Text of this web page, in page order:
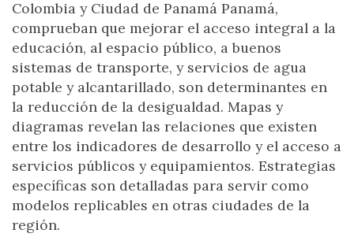
Colombia y Ciudad de Panamá Panamá,
comprueban que mejorar el acceso integral a la
educación, al espacio público, a buenos
sistemas de transporte, y servicios de agua
potable y alcantarillado, son determinantes en
la reducción de la desigualdad. Mapas y
diagramas revelan las relaciones que existen
entre los indicadores de desarrollo y el acceso a
servicios públicos y equipamientos. Estrategias
específicas son detalladas para servir como
modelos replicables en otras ciudades de la
región.